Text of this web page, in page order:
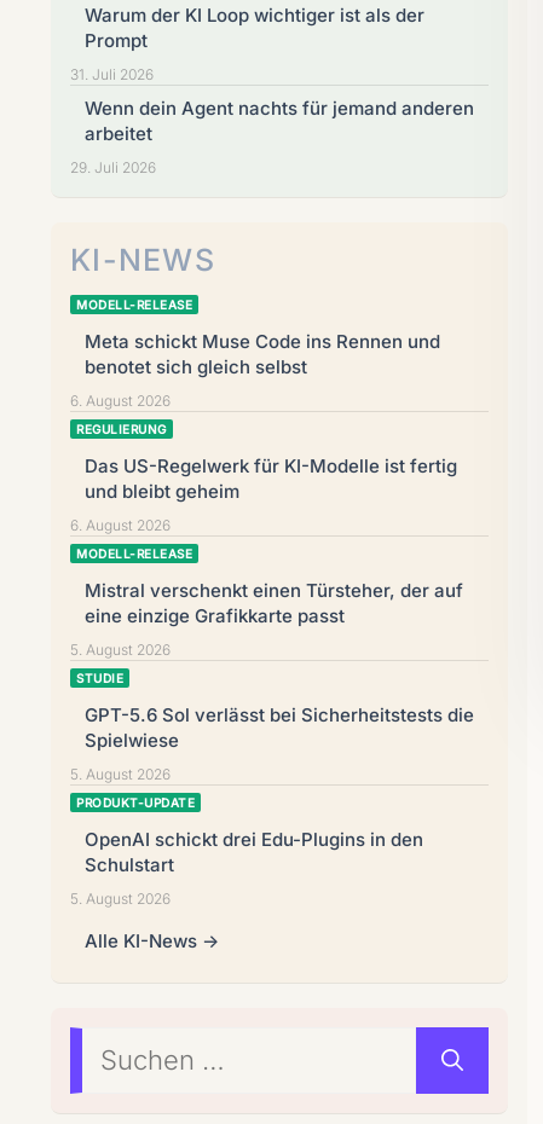
Warum der KI Loop wichtiger ist als der
Prompt
31. Juli 2026
Wenn dein Agent nachts für jemand anderen
arbeitet
29. Juli 2026
KI-NEWS
MODELL-RELEASE
Meta schickt Muse Code ins Rennen und
benotet sich gleich selbst
6. August 2026
REGULIERUNG
Das US-Regelwerk für KI-Modelle ist fertig
und bleibt geheim
6. August 2026
MODELL-RELEASE
Mistral verschenkt einen Türsteher, der auf
eine einzige Grafikkarte passt
5. August 2026
STUDIE
GPT-5.6 Sol verlässt bei Sicherheitstests die
Spielwiese
5. August 2026
PRODUKT-UPDATE
OpenAI schickt drei Edu-Plugins in den
Schulstart
5. August 2026
Alle KI-News →
Suchen
nach: